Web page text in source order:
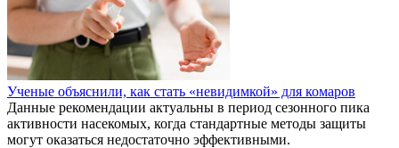
Ученые объяснили, как стать «невидимкой» для комаров
Данные рекомендации актуальны в период сезонного пика
активности насекомых, когда стандартные методы защиты
могут оказаться недостаточно эффективными.